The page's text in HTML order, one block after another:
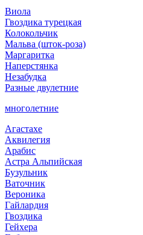
Виола
Гвоздика турецкая
Колокольчик
Мальва (шток-роза)
Маргаритка
Наперстянка
Незабудка
Разные двулетние
многолетние
Агастахе
Аквилегия
Арабис
Астра Альпийская
Бузульник
Ваточник
Вероника
Гайлардия
Гвоздика
Гейхера